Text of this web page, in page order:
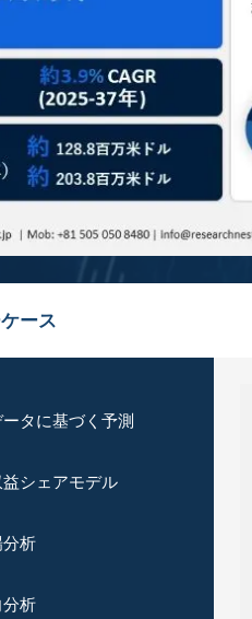
ース
タに基づく予測
シェアモデル
析
析